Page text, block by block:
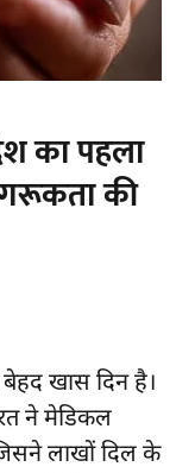
का पहला
की
खास दिन है।
ने मेडिकल
लाखों दिल के